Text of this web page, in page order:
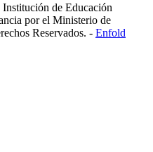
de Educación
por el Ministerio de
Reservados. - Enfold